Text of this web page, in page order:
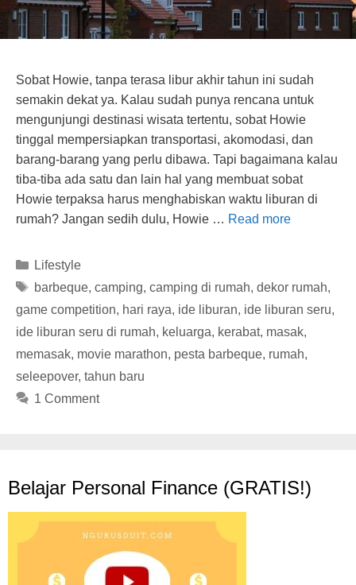
Sobat Howie, tanpa terasa libur akhir tahun ini sudah
semakin dekat ya. Kalau sudah punya rencana untuk
mengunjungi destinasi wisata tertentu, sobat Howie
tinggal mempersiapkan transportasi, akomodasi, dan
barang-barang yang perlu dibawa. Tapi bagaimana kalau
tiba-tiba ada satu dan lain hal yang membuat sobat
Howie terpaksa harus menghabiskan waktu liburan di
rumah? Jangan sedih dulu, Howie … Read more
Categories
Lifestyle
Tags
barbeque, camping, camping di rumah, dekor rumah,
game competition, hari raya, ide liburan, ide liburan seru,
ide liburan seru di rumah, keluarga, kerabat, masak,
memasak, movie marathon, pesta barbeque, rumah,
seleepover, tahun baru
1 Comment
Belajar Personal Finance (GRATIS!)